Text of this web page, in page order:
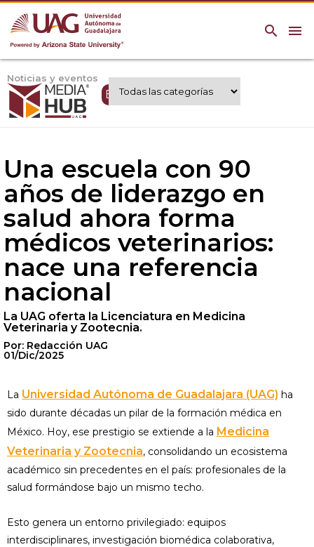
menu
search
Noticias y eventos
Expertos UAG
Una escuela con 90
años de liderazgo en
salud ahora forma
médicos veterinarios:
nace una referencia
nacional
La UAG oferta la Licenciatura en Medicina
Veterinaria y Zootecnia.
Por: Redacción UAG
01/Dic/2025
La Universidad Autónoma de Guadalajara (UAG) ha
sido durante décadas un pilar de la formación médica en
México. Hoy, ese prestigio se extiende a la Medicina
Veterinaria y Zootecnia, consolidando un ecosistema
académico sin precedentes en el país: profesionales de la
salud formándose bajo un mismo techo.
Esto genera un entorno privilegiado: equipos
interdisciplinares, investigación biomédica colaborativa,